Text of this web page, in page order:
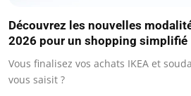
Découvrez les nouvelles
2026 pour un shopping simplifié
Vous finalisez vos achats IKEA et
vous saisit ?